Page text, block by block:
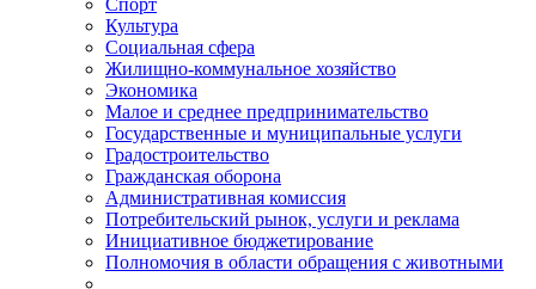
Спорт
Культура
Социальная сфера
Жилищно-коммунальное хозяйство
Экономика
Малое и среднее предпринимательство
Государственные и муниципальные услуги
Градостроительство
Гражданская оборона
Административная комиссия
Потребительский рынок, услуги и реклама
Инициативное бюджетирование
Полномочия в области обращения с животными